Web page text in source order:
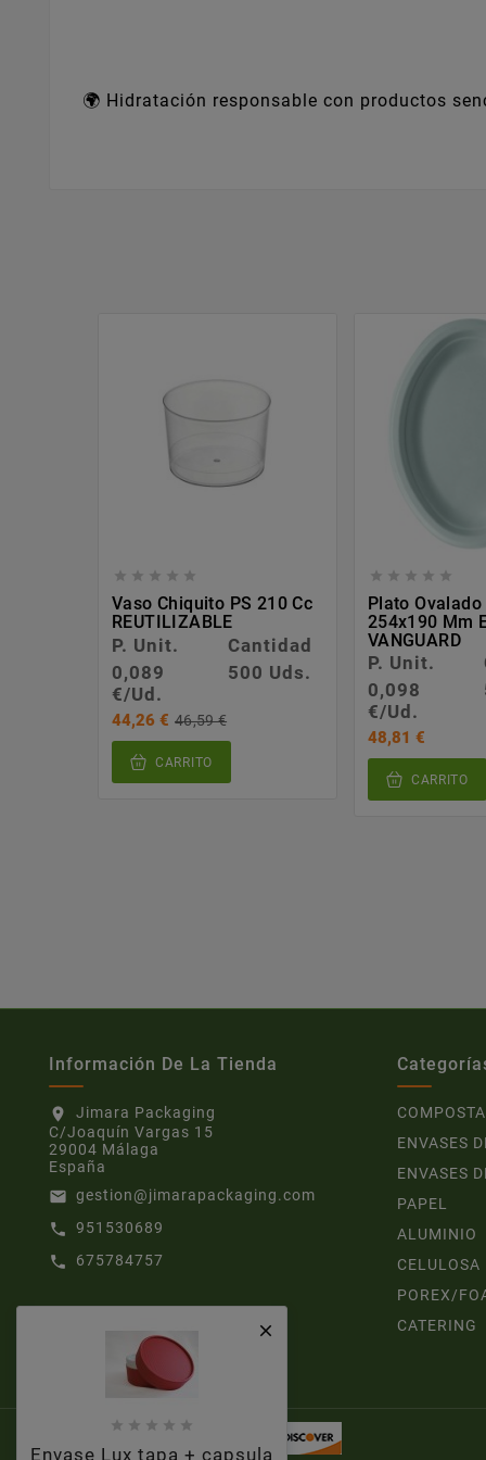

    
Envase Lux tapa + capsula
🌍 Hidratación responsable con productos
    
Vaso Chiquito PS 210 Cc
REUTILIZABLE
P. Unit.
Cantidad
0,089
€/Ud.
500 Uds.
44,26 € 46,59 €
CARRITO
    
Plato Ovalado
254x190 Mm
VANGUARD
P. Unit.
0,098
€/Ud.
48,81 €
CARRITO
Información De La Tienda
location_on
Jimara Packaging
C/Joaquín Vargas 15
29004 Málaga
España
email gestion@jimarapackaging.com
call 951530689
call 675784757
ENVASES
ENVASES
PAPEL
ALUMINIO
CELULOSA
POREX/
CATERING